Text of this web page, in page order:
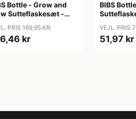
Bottle - Grow and
Sutteflaskesæt -
270ml - 2-Pak -
PRIS 169,95 KR
kr
BIBS
VEJL. PRIS
51,97 kr